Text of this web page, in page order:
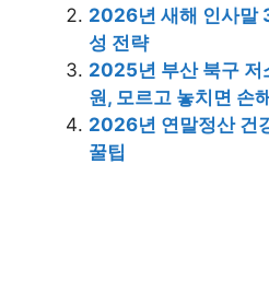
2026년 새해 인사말
성 전략
2025년 부산 북구 저
원, 모르고 놓치면 손
2026년 연말정산 건
꿀팁